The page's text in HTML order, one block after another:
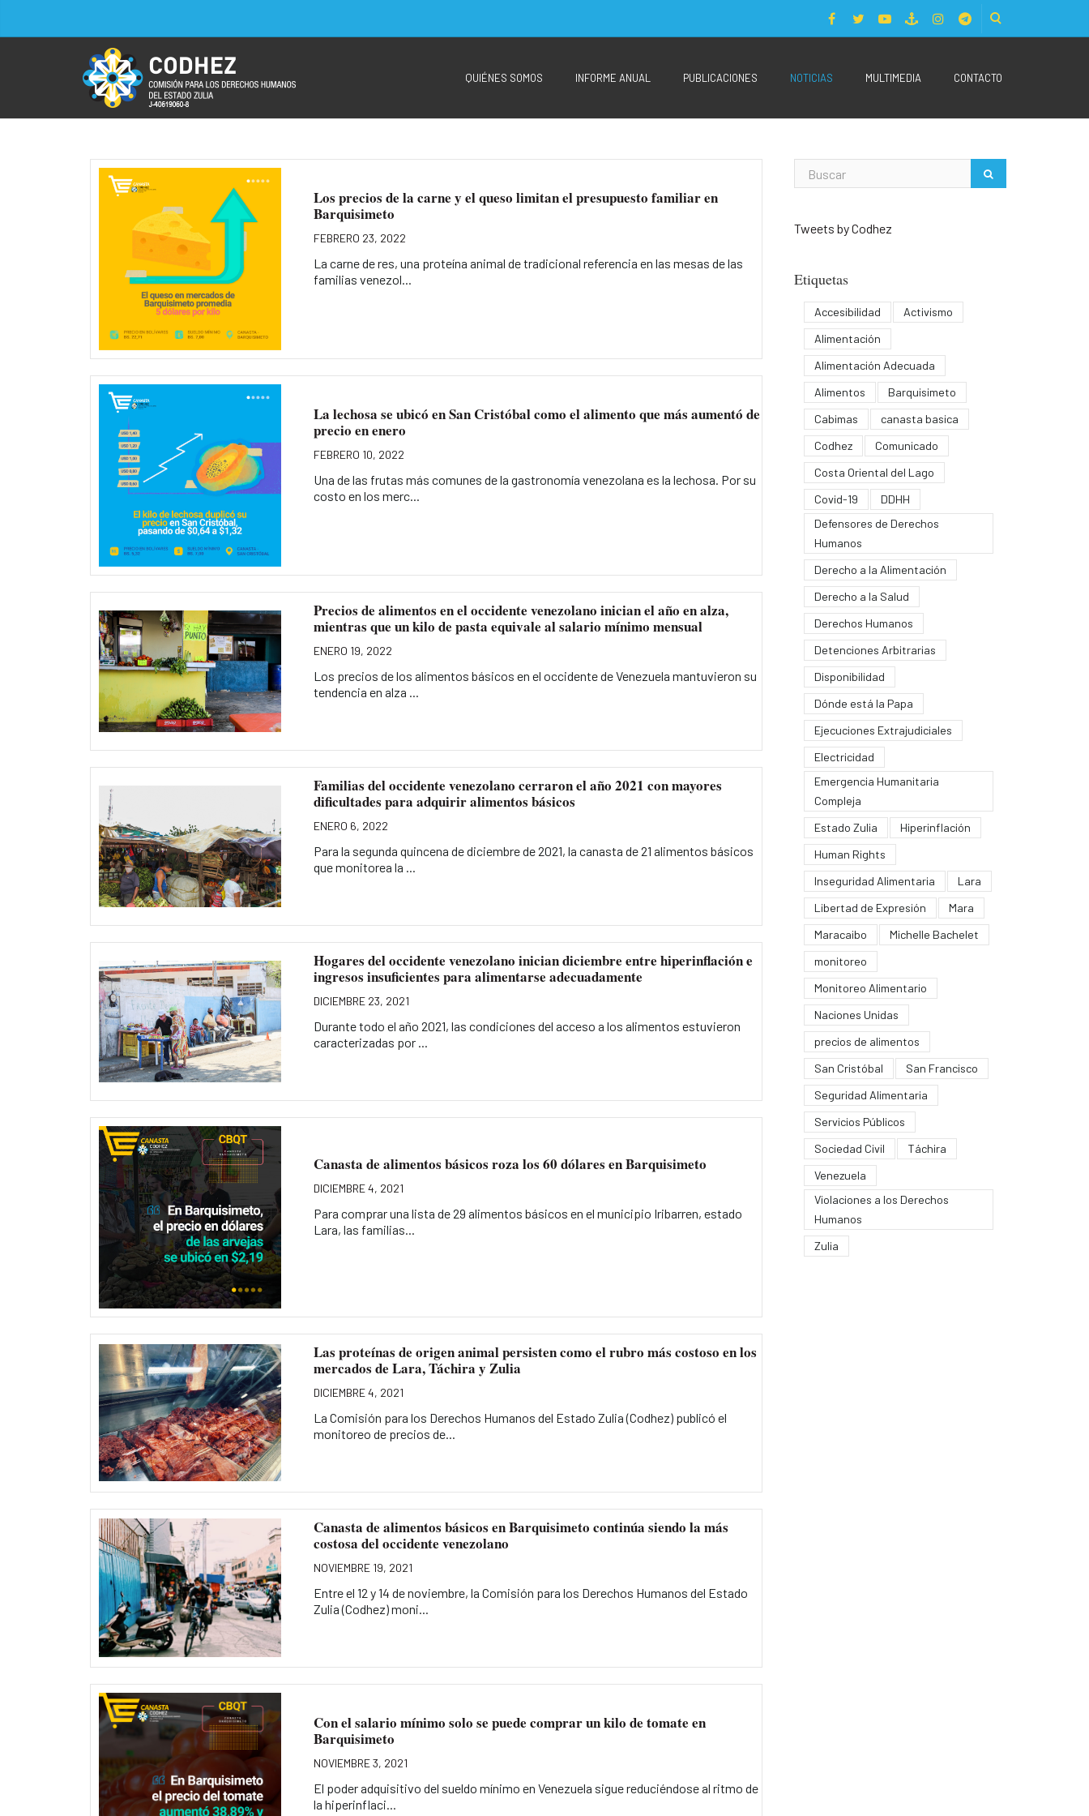
QUIÉNES SOMOS INFORME ANUAL PUBLICACIONES NOTICIAS MULTIMEDIA CONTACTO
Los precios de la carne y el queso limitan el presupuesto familiar en
Barquisimeto
FEBRERO 23, 2022
La carne de res, una proteína animal de tradicional referencia en las mesas de las
familias venezol...
La lechosa se ubicó en San Cristóbal como el alimento que más aumentó de
precio en enero
FEBRERO 10, 2022
Una de las frutas más comunes de la gastronomía venezolana es la lechosa. Por su
costo en los merc...
Precios de alimentos en el occidente venezolano inician el año en alza,
mientras que un kilo de pasta equivale al salario mínimo mensual
ENERO 19, 2022
Los precios de los alimentos básicos en el occidente de Venezuela mantuvieron su
tendencia en alza ...
Familias del occidente venezolano cerraron el año 2021 con mayores
dificultades para adquirir alimentos básicos
ENERO 6, 2022
Para la segunda quincena de diciembre de 2021, la canasta de 21 alimentos básicos
que monitorea la ...
Hogares del occidente venezolano inician diciembre entre hiperinflación e
ingresos insuficientes para alimentarse adecuadamente
DICIEMBRE 23, 2021
Durante todo el año 2021, las condiciones del acceso a los alimentos estuvieron
caracterizadas por ...
Canasta de alimentos básicos roza los 60 dólares en Barquisimeto
DICIEMBRE 4, 2021
Para comprar una lista de 29 alimentos básicos en el municipio Iribarren, estado
Lara, las familias...
Las proteínas de origen animal persisten como el rubro más costoso en los
mercados de Lara, Táchira y Zulia
DICIEMBRE 4, 2021
La Comisión para los Derechos Humanos del Estado Zulia (Codhez) publicó el
monitoreo de precios de...
Canasta de alimentos básicos en Barquisimeto continúa siendo la más
costosa del occidente venezolano
NOVIEMBRE 19, 2021
Entre el 12 y 14 de noviembre, la Comisión para los Derechos Humanos del Estado
Zulia (Codhez) moni...
Con el salario mínimo solo se puede comprar un kilo de tomate en
Barquisimeto
NOVIEMBRE 3, 2021
El poder adquisitivo del sueldo mínimo en Venezuela sigue reduciéndose al ritmo de
la hiperinflaci...
Tweets by Codhez
Etiquetas
Accesibilidad
Activismo
Alimentación
Alimentación Adecuada
Alimentos
Barquisimeto
Cabimas
canasta basica
Codhez
Comunicado
Costa Oriental del Lago
Covid-19
DDHH
Defensores de Derechos
Humanos
Derecho a la Alimentación
Derecho a la Salud
Derechos Humanos
Detenciones Arbitrarias
Disponibilidad
Dónde está la Papa
Ejecuciones Extrajudiciales
Electricidad
Emergencia Humanitaria
Compleja
Estado Zulia
Hiperinflación
Human Rights
Inseguridad Alimentaria
Lara
Libertad de Expresión
Mara
Maracaibo
Michelle Bachelet
monitoreo
Monitoreo Alimentario
Naciones Unidas
precios de alimentos
San Cristóbal
San Francisco
Seguridad Alimentaria
Servicios Públicos
Sociedad Civil
Táchira
Venezuela
Violaciones a los Derechos
Humanos
Zulia